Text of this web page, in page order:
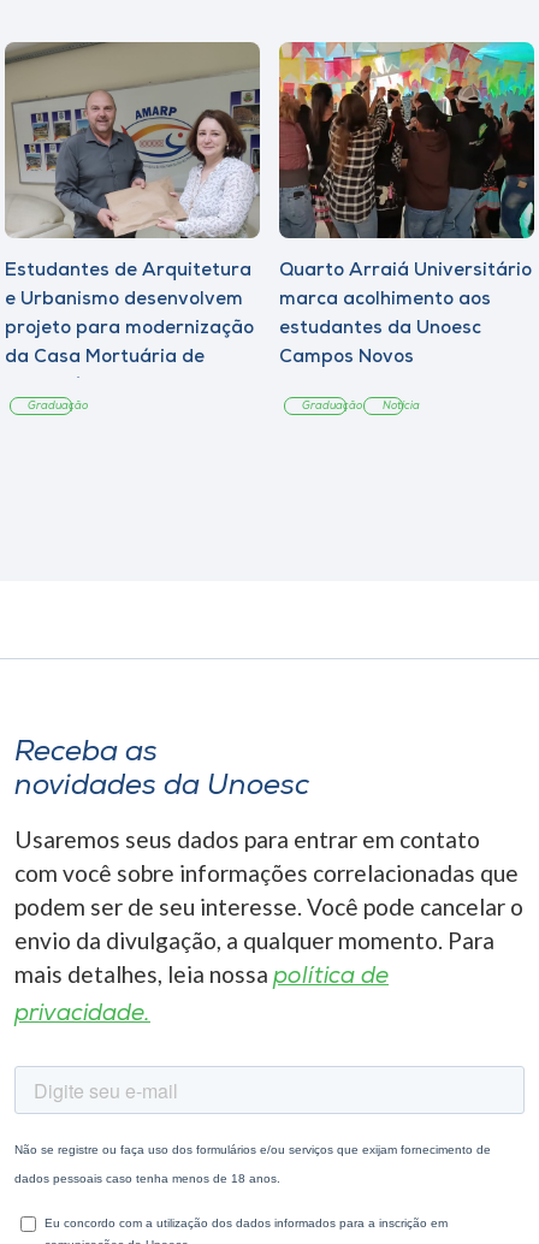
Estudantes de Arquitetura
e Urbanismo desenvolvem
projeto para modernização
da Casa Mortuária de
Graduação
Quarto Arraiá Universitário
marca acolhimento aos
estudantes da Unoesc
Campos Novos
Graduação Notícia
Receba as
novidades da Unoesc
Usaremos seus dados para entrar em contato
com você sobre informações correlacionadas que
podem ser de seu interesse. Você pode cancelar o
envio da divulgação, a qualquer momento. Para
mais detalhes, leia nossa política de
privacidade.